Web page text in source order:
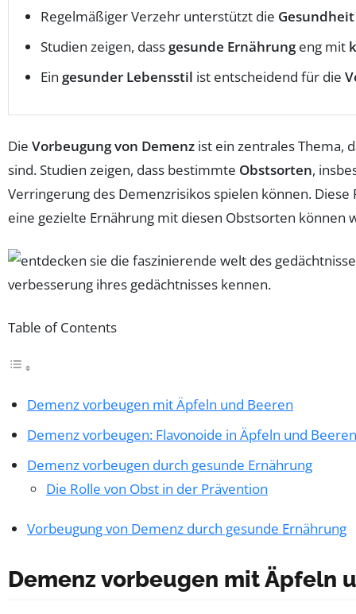
Regelmäßiger Verzehr unterstützt die
Studien zeigen, dass gesunde Ernährungeng mit
Ein gesunder Lebensstil ist entscheidend für die
Die Vorbeugung von Demenz ist ein zentrales Thema,
sind. Studien zeigen, dass bestimmte Obstsorten,
Verringerung des Demenzrisikos spielen können.
eine gezielte Ernährung mit diesen Obstsorten
Table of Contents
Demenz vorbeugen mit Äpfeln und Beeren
Demenz vorbeugen: Flavonoide in Äpfeln und Beeren
Demenz vorbeugen durch gesunde Ernährung
Die Rolle von Obst in der Prävention
Vorbeugung von Demenz durch gesunde Ernährung
Demenz vorbeugen mit Äpfeln